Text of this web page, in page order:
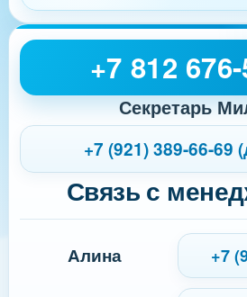
+7 812
Секретарь
+7 (921) 389-66-69
Связь с
Алина +7